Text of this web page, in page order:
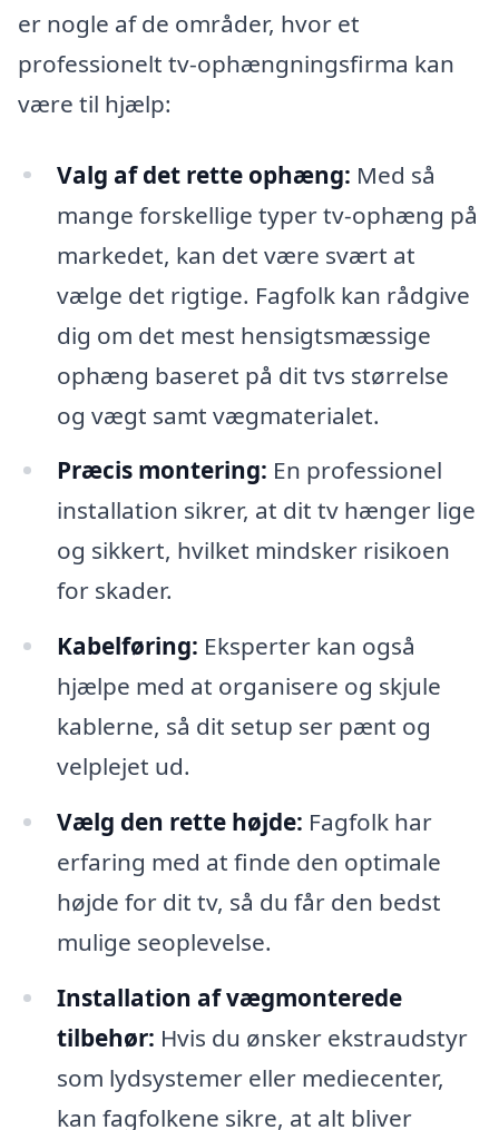
er nogle af de områder, hvor et
professionelt tv-ophængningsfirma kan
være til hjælp:
Valg af det rette ophæng: Med så
mange forskellige typer tv-ophæng på
markedet, kan det være svært at
vælge det rigtige. Fagfolk kan rådgive
dig om det mest hensigtsmæssige
ophæng baseret på dit tvs størrelse
og vægt samt vægmaterialet.
Præcis montering: En professionel
installation sikrer, at dit tv hænger lige
og sikkert, hvilket mindsker risikoen
for skader.
Kabelføring: Eksperter kan også
hjælpe med at organisere og skjule
kablerne, så dit setup ser pænt og
velplejet ud.
Vælg den rette højde: Fagfolk har
erfaring med at finde den optimale
højde for dit tv, så du får den bedst
mulige seoplevelse.
Installation af vægmonterede
tilbehør: Hvis du ønsker ekstraudstyr
som lydsystemer eller mediecenter,
kan fagfolkene sikre, at alt bliver